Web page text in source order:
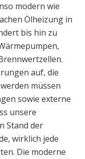
modern wie
Ölheizung in
bis hin zu
auf, die
müssen
sowie externe
unsere
Stand der
wirklich jede
Die moderne